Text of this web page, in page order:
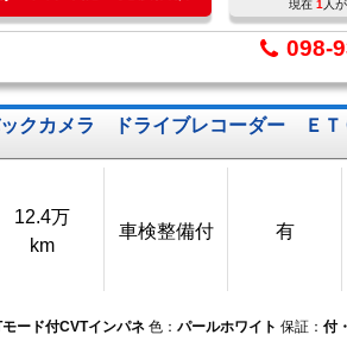
現在 1 人
098-
カメラ ドライブレコーダー ＥＴ
12.4万
km
車検整備付 有
モード付CVTインパネ 色： パールホワイト 保証： 付